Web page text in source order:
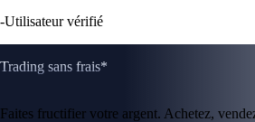
-Utilisateur vérifié
Trading sans frais*
Faites fructifier votre argent. Achetez,